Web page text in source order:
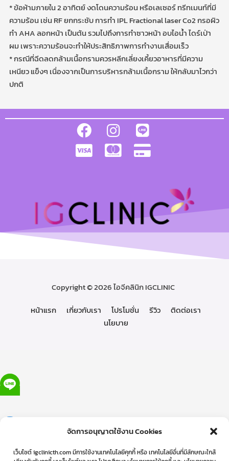
จัดการอนุญาตใช้งาน Cookies
เว็บไซต์ igclinicth.com มีการใช้งานเทคโนโลยีคุกกี้ หรือ เทคโนโลยีอื่นที่มีลักษณะใกล้
* ข้อห้ามภายใน 2 อาทิตย์ งดโดนความร้อน หรือเลเซอร์ ทรีทเมนท์ที่มี
ความร้อน เช่น RF ยกกระชับ การทำ IPL Fractional laser Co2 กรอผิว
ทำ AHA ลอกหน้า เป็นต้น รวมไปถึงการทำซาวหน้า อบไอน้ำ ไดร์เป่า
ผม เพราะความร้อนจะทำให้ประสิทธิภาพการทำงานเสื่อมเร็ว
* กรณีที่ฉีดลดกล้ามเนื้อกรามควรหลีกเลี่ยงเคี้ยวอาหารที่มีความ
เหนียว แข็งๆ เนื่องจากเป็นการบริหารกล้ามเนื้อกราม ให้กลับมาไวกว่า
ปกติ
Copyright © 2026 ไอจีคลินิก IGCLINIC
หน้าแรก
เกี่ยวกับเรา โปรโมชั่น รีวิว
ติดต่อเรา
นโยบาย